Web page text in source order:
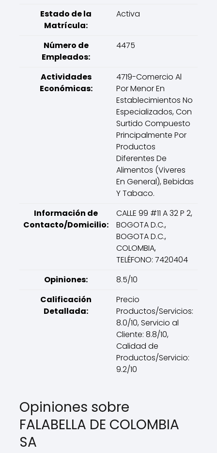
Estado de la
Matrícula:
Activa
Número de
Empleados:
4475
Actividades
Económicas:
4719-Comercio Al
Por Menor En
Establecimientos No
Especializados, Con
Surtido Compuesto
Principalmente Por
Productos
Diferentes De
Alimentos (Viveres
En General), Bebidas
Y Tabaco.
Información de
Contacto/Domicilio:
CALLE 99 #11 A 32 P 2,
BOGOTA D.C.,
BOGOTA D.C.,
COLOMBIA,
TELÉFONO: 7420404
Opiniones:
8.5/10
Calificación
Detallada:
Precio
Productos/Servicios:
8.0/10, Servicio al
Cliente: 8.8/10,
Calidad de
Productos/Servicio:
9.2/10
Opiniones sobre
FALABELLA DE COLOMBIA
SA